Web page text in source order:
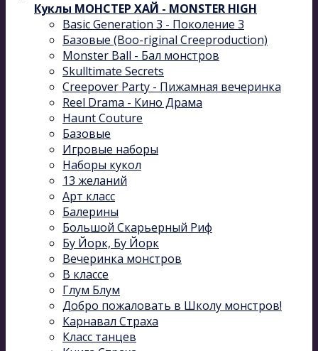
Куклы МОНСТЕР ХАЙ - MONSTER HIGH
Basic Generation 3 - Поколение 3
Базовые (Boo-riginal Creeproduction)
Monster Ball - Бал монстров
Skulltimate Secrets
Creepover Party - Пижамная вечеринка
Reel Drama - Кино Драма
Haunt Couture
Базовые
Игровые наборы
Наборы кукол
13 желаний
Арт класс
Балерины
Большой Скарьерный Риф
Бу Йорк, Бу Йорк
Вечеринка монстров
В классе
Глум Блум
Добро пожаловать в Школу монстров!
Карнавал Cтраха
Класс танцев